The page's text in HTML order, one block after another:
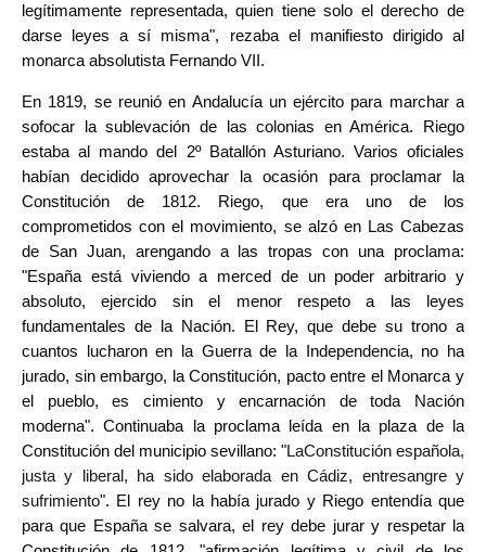
legítimamente representada, quien tiene solo el derecho de
darse leyes a sí misma", rezaba el manifiesto dirigido al
monarca absolutista Fernando VII.
En 1819, se reunió en Andalucía un ejército para marchar a
sofocar la sublevación de las colonias en América. Riego
estaba al mando del 2º Batallón Asturiano. Varios oficiales
habían decidido aprovechar la ocasión para proclamar la
Constitución de 1812. Riego, que era uno de los
comprometidos con el movimiento, se alzó en Las Cabezas
de San Juan, arengando a las tropas con una proclama:
"España está viviendo a merced de un poder arbitrario y
absoluto, ejercido sin el menor respeto a las leyes
fundamentales de la Nación. El Rey, que debe su trono a
cuantos lucharon en la Guerra de la Independencia, no ha
jurado, sin embargo, la Constitución, pacto entre el Monarca y
el pueblo, es cimiento y encarnación de toda Nación
moderna". Continuaba la proclama leída en la plaza de la
Constitución del municipio sevillano: "LaConstitución española,
justa y liberal, ha sido elaborada en Cádiz, entresangre y
sufrimiento". El rey no la había jurado y Riego entendía que
para que España se salvara, el rey debe jurar y respetar la